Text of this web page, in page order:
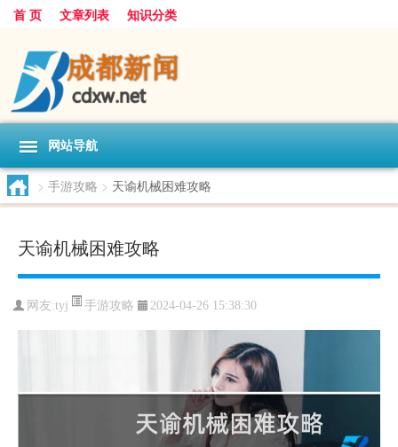
首 页 文章列表 知识分类
网站导航
> 手游攻略 > 天谕机械困难攻略
天谕机械困难攻略
网友:tyj 手游攻略 2024-04-26 15:38:30